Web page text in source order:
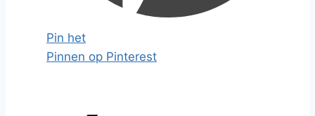
Pin het
Pinnen op Pinterest